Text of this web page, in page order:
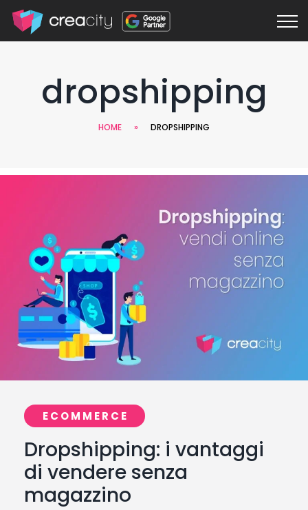
dropshipping
HOME » DROPSHIPPING
ECOMMERCE
Dropshipping: i vantaggi
di vendere senza
magazzino